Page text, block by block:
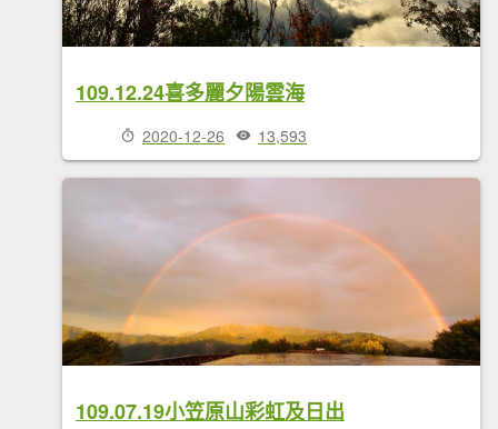
109.12.24喜多麗夕陽雲海
2020-12-26 13,593
109.07.19小笠原山彩虹及日出